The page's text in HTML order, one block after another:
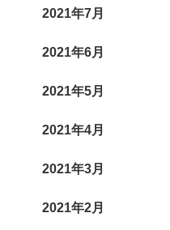
2021年7月
2021年6月
2021年5月
2021年4月
2021年3月
2021年2月